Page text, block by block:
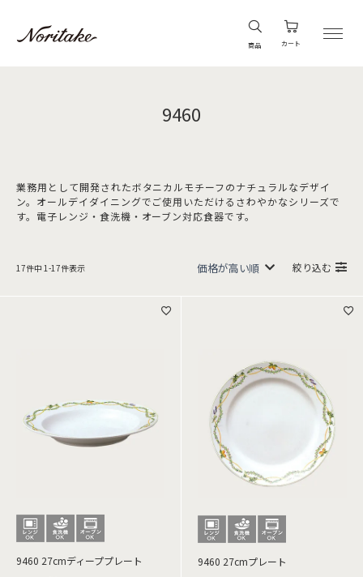
商品 カート
9460
業務用として開発されたボタニカルモチーフのナチュラルなデザイ
ン。オールデイダイニングでご使用いただけるさわやかなシリーズで
す。電子レンジ・食洗機・オーブン対応食器です。
17件中 1 -17件表示 絞り込む
9460 27cmディーププレート
9460 27cmプレート